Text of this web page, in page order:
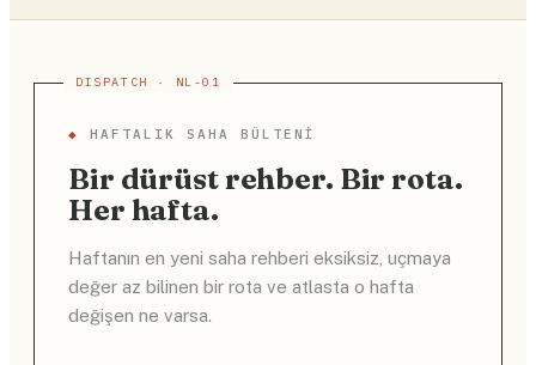
◆ HAFTALIK SAHA BÜLTENI
Bir dürüst rehber. Bir rota.
Her hafta.
Haftanın en yeni saha rehberi eksiksiz, uçmaya
değer az bilinen bir rota ve atlasta o hafta
değişen ne varsa.